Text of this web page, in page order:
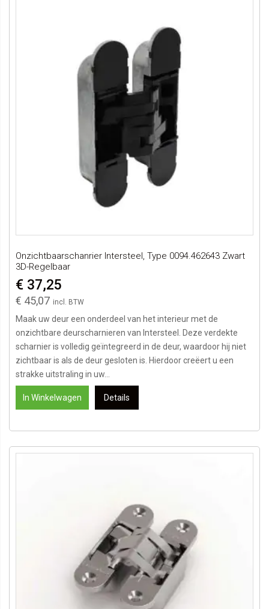
Onzichtbaarschanrier Intersteel, Type 0094.462643 Zwart
3D-Regelbaar
€ 45,07
€ 37,25
Maak uw deur een onderdeel van het interieur met de
onzichtbare deurscharnieren van Intersteel. Deze verdekte
scharnier is volledig geïntegreerd in de deur, waardoor hij niet
zichtbaar is als de deur gesloten is. Hierdoor creëert u een
strakke uitstraling in uw...
In Winkelwagen Details